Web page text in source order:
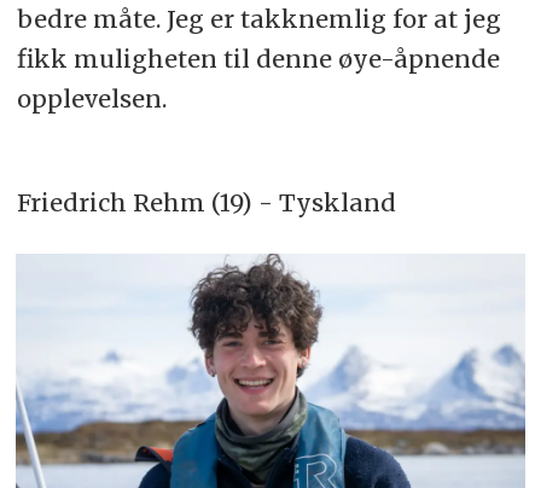
bedre måte. Jeg er takknemlig for at jeg
fikk muligheten til denne øye-åpnende
opplevelsen.
Friedrich Rehm (19) - Tyskland